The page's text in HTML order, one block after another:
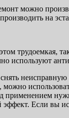
можно
на
трудоемкая,
используют
можно
Если вы